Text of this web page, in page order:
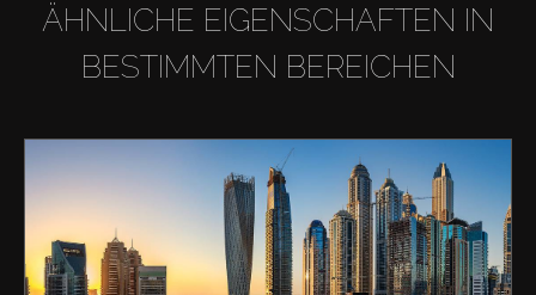
ÄHNLICHE EIGENSCHAFTEN IN
BESTIMMTEN BEREICHEN